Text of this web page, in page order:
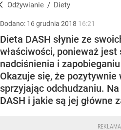
Odżywianie / Diety
Dodano: 16grudnia 2018 16:21
Dieta DASH słynie ze
właściwości, ponieważ
nadciśnienia i
Okazuje się, że pozytywnie
sprzyjając odchudzaniu.
DASH i jakie są jej główne